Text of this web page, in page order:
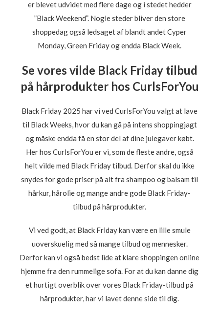
er blevet udvidet med flere dage og i stedet hedder
”Black Weekend”. Nogle steder bliver den store
shoppedag også ledsaget af blandt andet Cyper
Monday, Green Friday og endda Black Week.
Se vores vilde Black Friday tilbud
på hårprodukter hos CurlsForYou
Black Friday 2025 har vi ved CurlsForYou valgt at lave
til Black Weeks, hvor du kan gå på intens shoppingjagt
og måske endda få en stor del af dine julegaver købt.
Her hos CurlsForYou er vi, som de fleste andre, også
helt vilde med Black Friday tilbud. Derfor skal du ikke
snydes for gode priser på alt fra shampoo og balsam til
hårkur, hårolie og mange andre gode Black Friday-
tilbud på hårprodukter.
Vi ved godt, at Black Friday kan være en lille smule
uoverskuelig med så mange tilbud og mennesker.
Derfor kan vi også bedst lide at klare shoppingen online
hjemme fra den rummelige sofa. For at du kan danne dig
et hurtigt overblik over vores Black Friday-tilbud på
hårprodukter, har vi lavet denne side til dig.